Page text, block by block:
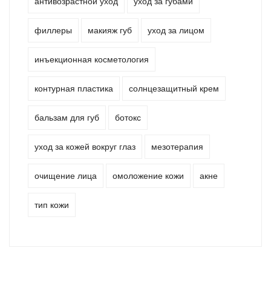
филлеры макияж губ уход за лицом
инъекционная косметология
контурная пластика солнцезащитный крем
бальзам для губ ботокс
уход за кожей вокруг глаз мезотерапия
очищение лица омоложение кожи акне
тип кожи